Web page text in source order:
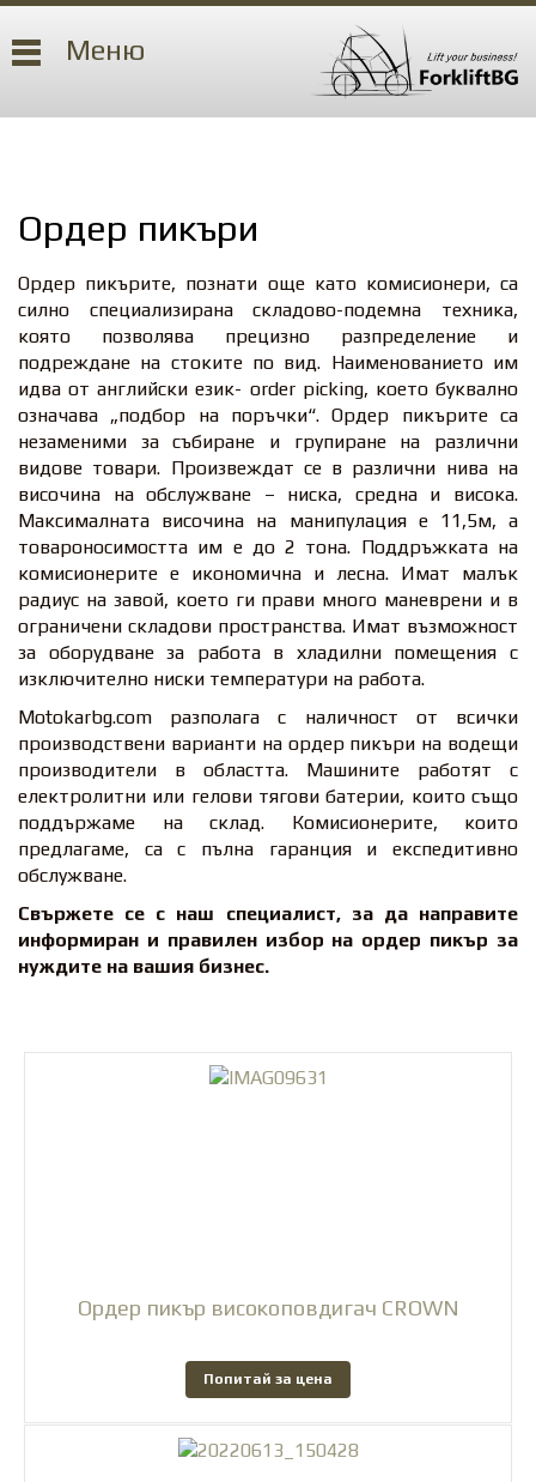
Меню
Ордер пикъри
Ордeр пикърите, познати още като комисионери, са
силно специализирана складово-подемна техника,
която позволява прецизно разпределение и
подреждане на стоките по вид. Наименованието им
идва от английски език- order picking, което буквално
означава „подбор на поръчки“. Ордeр пикърите са
незаменими за събиране и групиране на различни
видове товари. Произвеждат се в различни нива на
височина на обслужване – ниска, средна и висока.
Максималната височина на манипулация е 11,5м, а
товароносимостта им е до 2 тона. Поддръжката на
комисионерите е икономична и лесна. Имат малък
радиус на завой, което ги прави много маневрени и в
ограничени складови пространства. Имат възможност
за оборудване за работа в хладилни помещения с
изключително ниски температури на работа.
Motokarbg.com разполага с наличност от всички
производствени варианти на ордeр пикъри на водещи
производители в областта. Машините работят с
електролитни или гелови тягови батерии, които също
поддържаме на склад. Комисионерите, които
предлагаме, са с пълна гаранция и експедитивно
обслужване.
Свържете се с наш специалист, за да направите
информиран и правилен избор на ордeр пикър за
нуждите на вашия бизнес.
Ордер пикър високоповдигач CROWN
Попитай за цена